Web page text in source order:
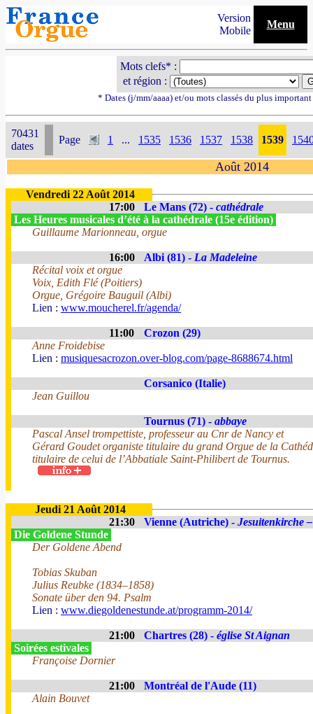
Version
Mobile
Menu
Mots clefs* :
et région :
* Dates (j/mm/aaaa) et/ou mots classés du plus
70431
dates
Page 1 ... 1535 1536 1537 1538 1539
Août 2014
Vendredi 22 Août 2014
17:00
Le Mans (72) - cathédrale
Les Heures musicales d’été à la cathédrale (15e édition)
Guillaume Marionneau, orgue
16:00 Albi (81) - La Madeleine
Récital voix et orgue
Voix, Edith Flé (Poitiers)
Orgue, Grégoire Bauguil (Albi)
Lien : www.moucherel.fr/agenda/
11:00
Crozon (29)
Anne Froidebise
Lien : musiquesacrozon.over-blog.com/page-8688674.html
Corsanico (Italie)
Jean Guillou
Tournus (71) - abbaye
Pascal Ansel trompettiste, professeur au Cnr de Nancy et
Gérard Goudet organiste titulaire du grand Orgue de la
titulaire de celui de l’Abbatiale Saint-Philibert de Tournus.
Jeudi 21 Août 2014
21:30
Vienne (Autriche) - Jesuitenkirche
Die Goldene Stunde
Der Goldene Abend
Tobias Skuban
Julius Reubke (1834–1858)
Sonate über den 94. Psalm
Lien : www.diegoldenestunde.at/programm-2014/
21:00 Chartres (28) - église St Aignan
Soirées estivales
Françoise Dornier
21:00
Montréal de l'Aude (11)
Alain Bouvet